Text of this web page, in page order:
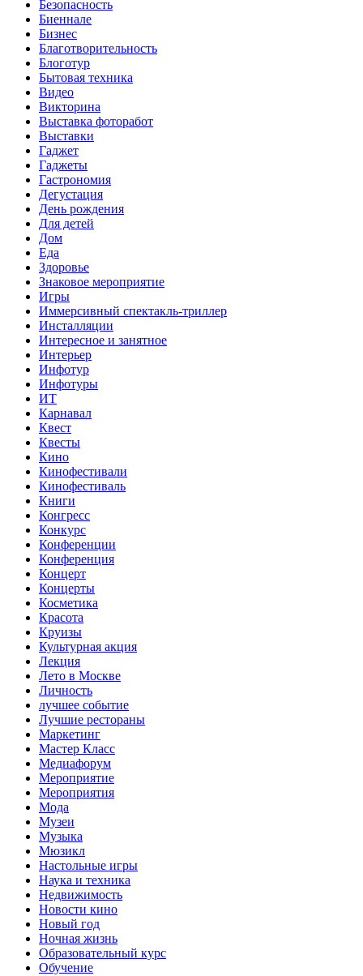
Безопасность
Биеннале
Бизнес
Благотворительность
Блоготур
Бытовая техника
Видео
Викторина
Выставка фоторабот
Выставки
Гаджет
Гаджеты
Гастрономия
Дегустация
День рождения
Для детей
Дом
Еда
Здоровье
Знаковое мероприятие
Игры
Иммерсивный спектакль-триллер
Инсталляции
Интересное и занятное
Интерьер
Инфотур
Инфотуры
ИТ
Карнавал
Квест
Квесты
Кино
Кинофестивали
Кинофестиваль
Книги
Конгресс
Конкурс
Конференции
Конференция
Концерт
Концерты
Косметика
Красота
Круизы
Культурная акция
Лекция
Лето в Москве
Личность
лучшее событие
Лучшие рестораны
Маркетинг
Мастер Класс
Медиафорум
Мероприятие
Мероприятия
Мода
Музеи
Музыка
Мюзикл
Настольные игры
Наука и техника
Недвижимость
Новости кино
Новый год
Ночная жизнь
Образовательный курс
Обучение